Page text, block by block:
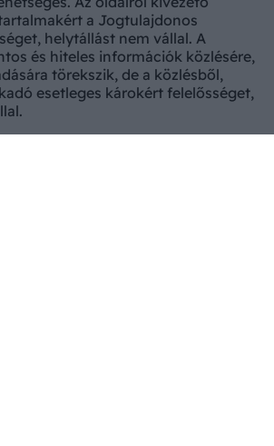
a Jogtulajdonos
helytállást nem vállal. A
és hiteles információk közlésére,
törekszik, de a közlésből,
esetleges károkért felelősséget,